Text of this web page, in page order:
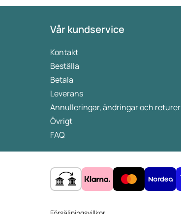
Vår kundservice
Kontakt
Beställa
Betala
Leverans
Annulleringar, ändringar och returer
Övrigt
FAQ